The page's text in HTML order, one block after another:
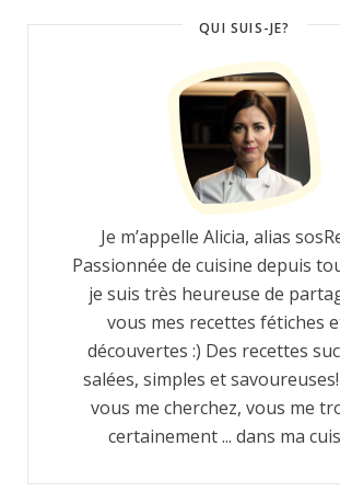
QUI SUIS-JE?
Je m’appelle Alicia, alias
Passionnée de cuisine depuis
je suis très heureuse de
vous mes recettes fétiches
découvertes :) Des recettes
salées, simples et
vous me cherchez, vous me
certainement ... dans ma